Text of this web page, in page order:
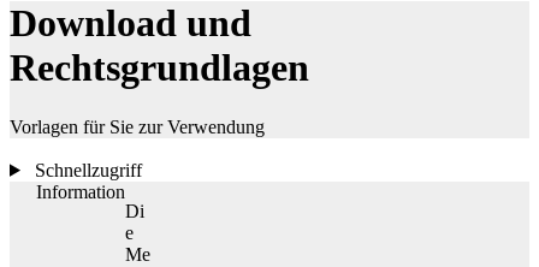
Download und
Rechtsgrundlagen
Vorlagen für Sie zur Verwendung
Schnellzugriff
Information
Di
e
Me